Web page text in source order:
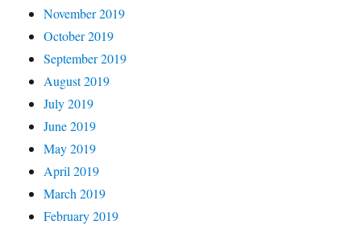
November 2019
October 2019
September 2019
August 2019
July 2019
June 2019
May 2019
April 2019
March 2019
February 2019